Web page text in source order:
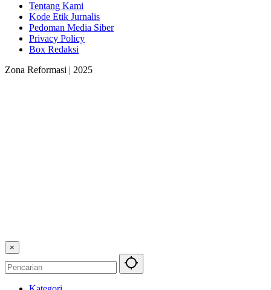
Tentang Kami
Kode Etik Jurnalis
Pedoman Media Siber
Privacy Policy
Box Redaksi
Zona Reformasi | 2025
×